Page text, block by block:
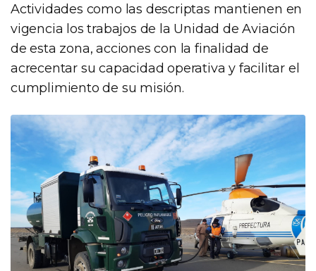
Actividades como las descriptas mantienen en
vigencia los trabajos de la Unidad de Aviación
de esta zona, acciones con la finalidad de
acrecentar su capacidad operativa y facilitar el
cumplimiento de su misión.